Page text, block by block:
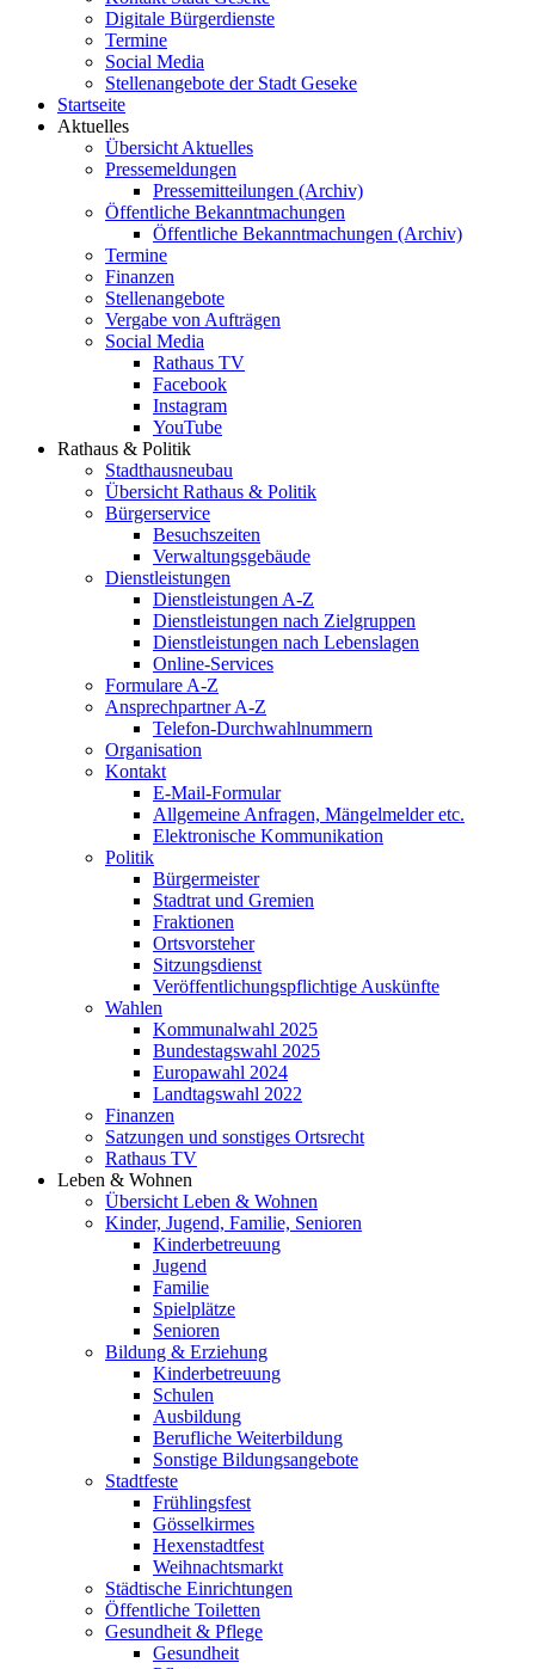
Digitale Bürgerdienste
Termine
Social Media
Stellenangebote der Stadt Geseke
Startseite
Aktuelles
Übersicht Aktuelles
Pressemeldungen
Pressemitteilungen (Archiv)
Öffentliche Bekanntmachungen
Öffentliche Bekanntmachungen (Archiv)
Termine
Finanzen
Stellenangebote
Vergabe von Aufträgen
Social Media
Rathaus TV
Facebook
Instagram
YouTube
Rathaus & Politik
Stadthausneubau
Übersicht Rathaus & Politik
Bürgerservice
Besuchszeiten
Verwaltungsgebäude
Dienstleistungen
Dienstleistungen A-Z
Dienstleistungen nach Zielgruppen
Dienstleistungen nach Lebenslagen
Online-Services
Formulare A-Z
Ansprechpartner A-Z
Telefon-Durchwahlnummern
Organisation
Kontakt
E-Mail-Formular
Allgemeine Anfragen, Mängelmelder etc.
Elektronische Kommunikation
Politik
Bürgermeister
Stadtrat und Gremien
Fraktionen
Ortsvorsteher
Sitzungsdienst
Veröffentlichungspflichtige Auskünfte
Wahlen
Kommunalwahl 2025
Bundestagswahl 2025
Europawahl 2024
Landtagswahl 2022
Finanzen
Satzungen und sonstiges Ortsrecht
Rathaus TV
Leben & Wohnen
Übersicht Leben & Wohnen
Kinder, Jugend, Familie, Senioren
Kinderbetreuung
Jugend
Familie
Spielplätze
Senioren
Bildung & Erziehung
Kinderbetreuung
Schulen
Ausbildung
Berufliche Weiterbildung
Sonstige Bildungsangebote
Stadtfeste
Frühlingsfest
Gösselkirmes
Hexenstadtfest
Weihnachtsmarkt
Städtische Einrichtungen
Öffentliche Toiletten
Gesundheit & Pflege
Gesundheit